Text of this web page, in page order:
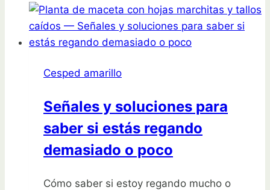
pasto:
Efectos
y
correcto
un
césped
saludable
Cesped amarillo
Señales y soluciones para
saber si estás regando
demasiado o poco
Cómo saber si estoy regando mucho o